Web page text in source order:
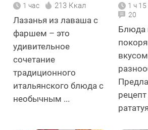
1 час 213 Ккал
Лазанья из лаваша с
фаршем – это
удивительное
сочетание
традиционного
итальянского блюда с
необычным ...
1 ч
20
Блюда